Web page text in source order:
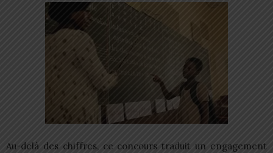
Au-delà des chiffres, ce concours traduit un engagement